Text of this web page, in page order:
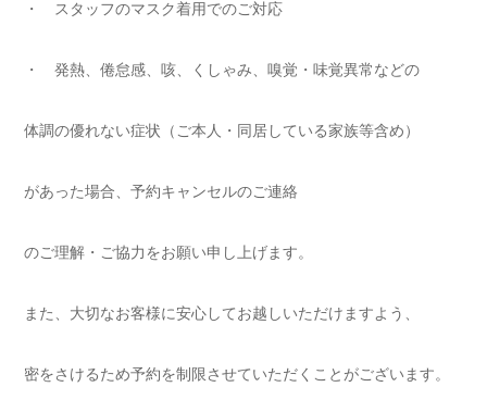
・ スタッフのマスク着用でのご対応
・ 発熱、倦怠感、咳、くしゃみ、嗅覚・味覚異常などの
体調の優れない症状（ご本人・同居している家族等含め）
があった場合、予約キャンセルのご連絡
のご理解・ご協力をお願い申し上げます。
また、大切なお客様に安心してお越しいただけますよう、
密をさけるため予約を制限させていただくことがございます。